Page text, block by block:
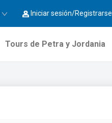
Iniciar sesión/Registrarse
Tours de Petra y Jordania